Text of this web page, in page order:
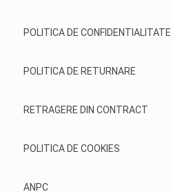
POLITICA DE CONFIDENTIALITATE
POLITICA DE RETURNARE
RETRAGERE DIN CONTRACT
POLITICA DE COOKIES
ANPC